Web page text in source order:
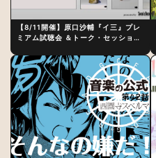
【8/11開催】原口沙輔『イ三』プレ
ミアム試聴会 ＆トーク・セッション
制作秘話